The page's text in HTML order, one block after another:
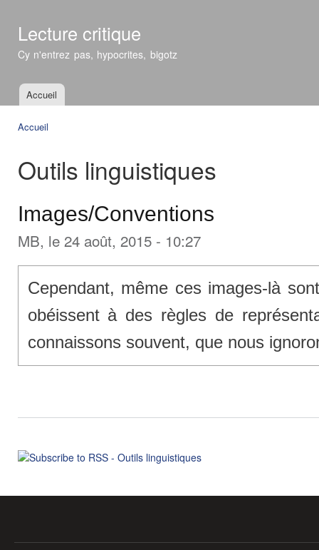
Lecture critique
Cy n'entrez pas, hypocrites, bigotz
Menu principal
Accueil
Accueil
Outils linguistiques
Images/Conventions
MB, le 24 août, 2015 - 10:27
Cependant, même ces images-là
obéissent à des règles de
connaissons souvent, que nous